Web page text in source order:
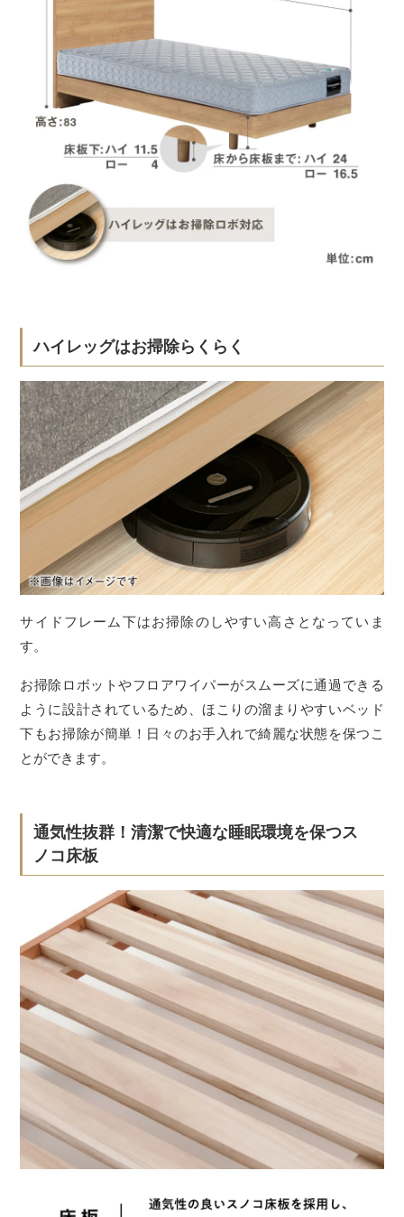
ハイレッグはお掃除らくらく
サイドフレーム下はお掃除のしやすい高さとなっていま
す。
お掃除ロボットやフロアワイパーがスムーズに通過できる
ように設計されているため、ほこりの溜まりやすいベッド
下もお掃除が簡単！日々のお手入れで綺麗な状態を保つこ
とができます。
通気性抜群！清潔で快適な睡眠環境を保つス
ノコ床板